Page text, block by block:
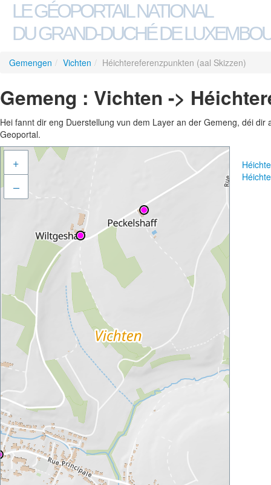
LE GÉOPORTAIL NATIONAL
DU GRAND-DUCHÉ DE
Gemengen / Vichten / Héichtereferenzpunkten (aal Skizzen)
Gemeng : Vichten ->
Hei fannt dir eng Duerstellung vun dem Layer an der Gemeng, déi
Geoportal.
+
–